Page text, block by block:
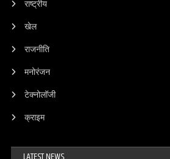
राष्ट्रीय
खेल
राजनीति
मनोरंजन
टेक्नोलॉजी
क्राइम